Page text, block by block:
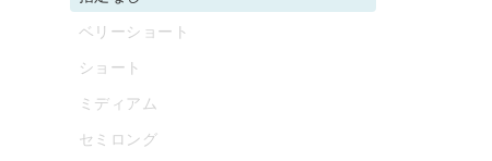
ベリーショート
ショート
ミディアム
セミロング